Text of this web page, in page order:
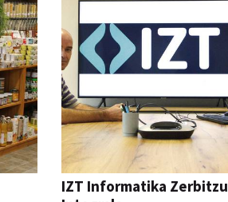
IZT Informatika Zerbitzu